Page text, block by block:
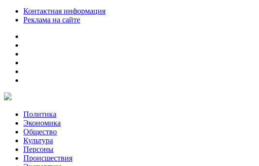
Контактная информация
Реклама на сайте
Политика
Экономика
Общество
Культура
Персоны
Происшествия